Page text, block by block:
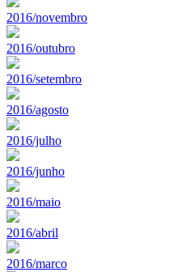
2016/novembro
2016/outubro
2016/setembro
2016/agosto
2016/julho
2016/junho
2016/maio
2016/abril
2016/marco